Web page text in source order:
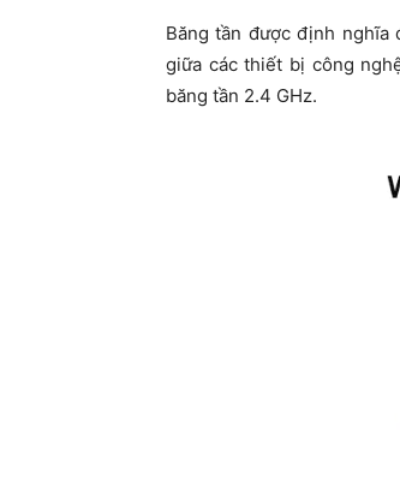
Băng tần được định
giữa các thiết bị công
băng tần 2.4 GHz.